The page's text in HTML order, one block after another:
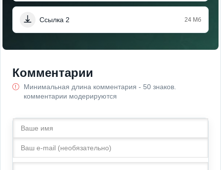
Ссылка 2 24 Мб
Комментарии
Минимальная длина комментария - 50 знаков.
комментарии модерируются